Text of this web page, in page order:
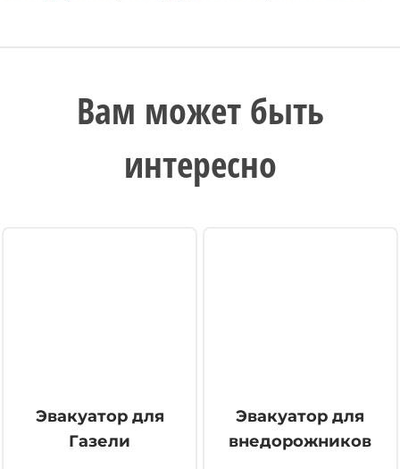
Вам может быть
интересно
Эвакуатор для
Газели
Эвакуатор для
внедорожников